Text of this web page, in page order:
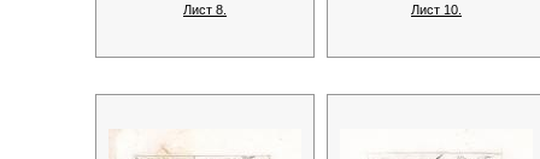
Лист 8. Лист 10.